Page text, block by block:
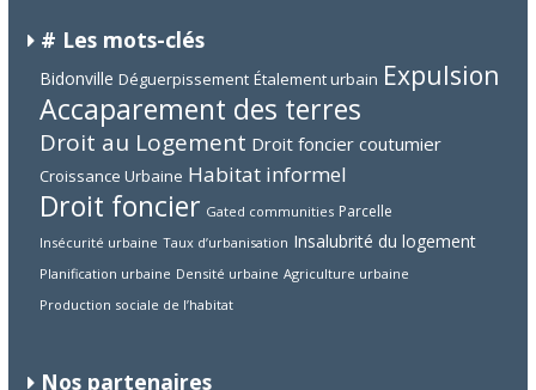
# Les mots-clés
Bidonville Déguerpissement Étalement urbain Expulsion
Accaparement des terres
Droit au Logement Droit foncier coutumier
Croissance Urbaine Habitat informel
Droit foncier Gated communities Parcelle
Insécurité urbaine Taux d’urbanisation Insalubrité du logement
Planification urbaine Densité urbaine Agriculture urbaine
Production sociale de l’habitat
Nos partenaires